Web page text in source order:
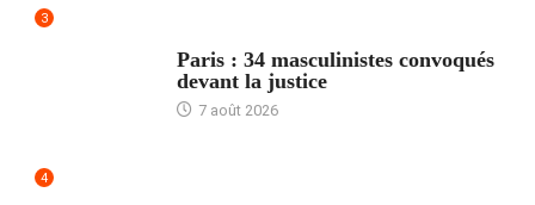
3
Paris : 34 masculinistes convoqués
devant la justice
7 août 2026
4